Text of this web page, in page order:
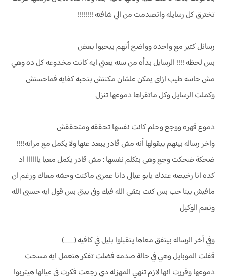
تخترق كل رسايله واتصدمت من الي شافته !!!!!!!!
رسائل كتير مع واحده وواضح أنهم بيحبوا بعض
بس لحظه !!!! الرسايل بدأه من سنه يعني ايه كانت مخدوعه كل ده وهي
مش حاسه طيب ازاى يمكن علشان مكنتش بتحبه كفايه فماحستش
وكملت الرسايل وكل ماتقراها دموعها تنزل
دموع قهره ووجع وحلم كانت نفسها تحققه ومتحققش
واخر رساله بينهم بيقولها أنه مش قادر يبعد عنها ولا يكمل مع مراته!!!!
ضحكة ضحكت وجع وهى بتكلم نفسها : مش قادر يكمل معيا ياااااا اد
كده انا رخيصه عندك يابو عيالى دانا عمرى ماكنت وحشه معاك ورغم ان
مافيش بينا حب بس كنت بتقى الله فيك وفى بيتى بس قول ايه حسبى الله
ونعم الوكيل
وفي آخر الرساله بيتفق معاها يتقبلوا بليل في كافيه (___)
قفلت الموبايل وهي في حالة صدمه فضلت تفكر هتعمل ايه مسحت
دموعها وقررت انها لازم تنهي المهزله دي رجعت فكرت فى عيالها هيتربوا